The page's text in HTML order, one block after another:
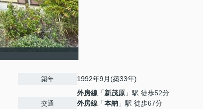
築年 1992年9月(築33年)
交通
外房線 「新茂原 」駅 徒歩52分
外房線 「本納 」駅 徒歩67分